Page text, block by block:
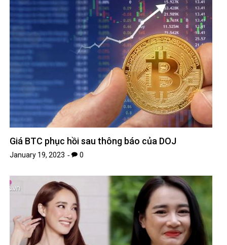
Giá BTC phục hồi sau thông báo của DOJ
January 19, 2023 0